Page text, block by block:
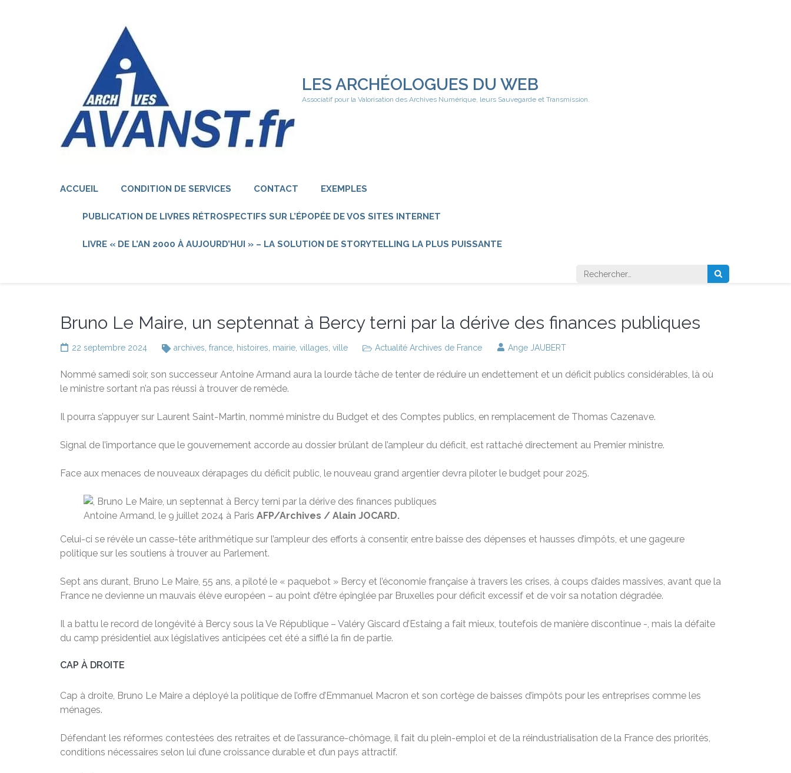
LES ARCHÉOLOGUES DU WEB
Associatif pour la Valorisation des Archives Numérique, leurs Sauvegarde et Transmission.
ACCUEIL CONDITION DE SERVICES CONTACT EXEMPLES
PUBLICATION DE LIVRES RÉTROSPECTIFS SUR L’ÉPOPÉE DE VOS SITES INTERNET
LIVRE « DE L’AN 2000 À AUJOURD’HUI » – LA SOLUTION DE STORYTELLING LA PLUS PUISSANTE
Rechercher :
Bruno Le Maire, un septennat à Bercy terni par la dérive des finances publiques
22 septembre 2024 archives france histoires mairie villages ville Actualité Archives de France Ange JAUBERT
Nommé samedi soir, son successeur Antoine Armand aura la lourde tâche de tenter de réduire un endettement et un déficit publics considérables, là où
le ministre sortant n’a pas réussi à trouver de remède.
Il pourra s’appuyer sur Laurent Saint-Martin, nommé ministre du Budget et des Comptes publics, en remplacement de Thomas Cazenave.
Signal de l’importance que le gouvernement accorde au dossier brûlant de l’ampleur du déficit, est rattaché directement au Premier ministre.
Face aux menaces de nouveaux dérapages du déficit public, le nouveau grand argentier devra piloter le budget pour 2025.
Antoine Armand, le 9 juillet 2024 à Paris AFP/Archives / Alain JOCARD.
Celui-ci se révèle un casse-tête arithmétique sur l’ampleur des efforts à consentir, entre baisse des dépenses et hausses d’impôts, et une gageure
politique sur les soutiens à trouver au Parlement.
Sept ans durant, Bruno Le Maire, 55 ans, a piloté le « paquebot » Bercy et l’économie française à travers les crises, à coups d’aides massives, avant que la
France ne devienne un mauvais élève européen – au point d’être épinglée par Bruxelles pour déficit excessif et de voir sa notation dégradée.
Il a battu le record de longévité à Bercy sous la Ve République – Valéry Giscard d’Estaing a fait mieux, toutefois de manière discontinue -, mais la défaite
du camp présidentiel aux législatives anticipées cet été a sifflé la fin de partie.
CAP À DROITE
Cap à droite, Bruno Le Maire a déployé la politique de l’offre d’Emmanuel Macron et son cortège de baisses d’impôts pour les entreprises comme les
ménages.
Défendant les réformes contestées des retraites et de l’assurance-chômage, il fait du plein-emploi et de la réindustrialisation de la France des priorités,
conditions nécessaires selon lui d’une croissance durable et d’un pays attractif.